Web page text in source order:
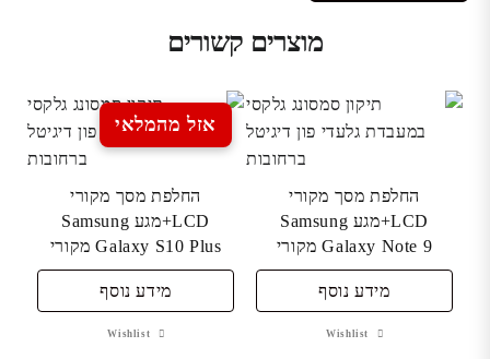
מוצרים קשורים
החלפת מסך מקורי
LCD+מגע Samsung
Galaxy Note 9 מקורי
מידע נוסף
Wishlist
אזל מהמלאי
החלפת מסך מקורי
LCD+מגע Samsung
Galaxy S10 Plus מקורי
מידע נוסף
Wishlist